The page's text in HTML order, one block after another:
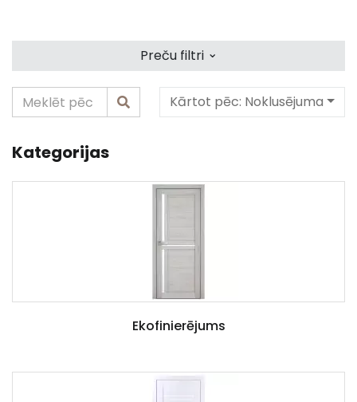
Preču filtri ⌄
Kārtot pēc: Noklusējuma
Kategorijas
Ekofinierējums